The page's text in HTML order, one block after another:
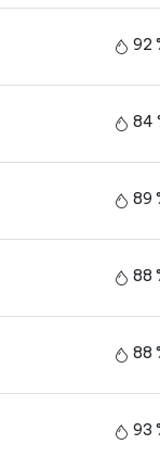
92
84
89
88
88
93